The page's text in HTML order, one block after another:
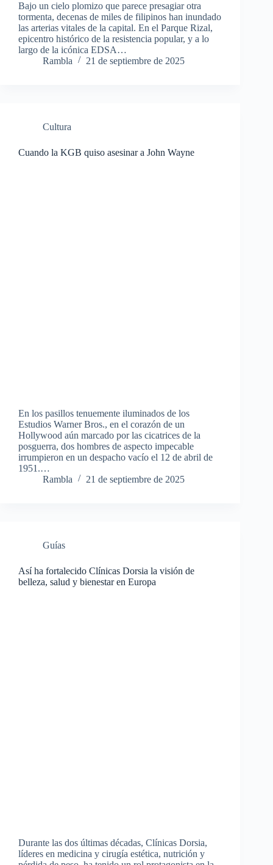
Bajo un cielo plomizo que parece presagiar otra
tormenta, decenas de miles de filipinos han inundado
las arterias vitales de la capital. En el Parque Rizal,
epicentro histórico de la resistencia popular, y a lo
largo de la icónica EDSA…
Rambla
21 de septiembre de 2025
Cultura
Cuando la KGB quiso asesinar a John Wayne
En los pasillos tenuemente iluminados de los
Estudios Warner Bros., en el corazón de un
Hollywood aún marcado por las cicatrices de la
posguerra, dos hombres de aspecto impecable
irrumpieron en un despacho vacío el 12 de abril de
1951.…
Rambla
21 de septiembre de 2025
Guías
Así ha fortalecido Clínicas Dorsia la visión de
belleza, salud y bienestar en Europa
Durante las dos últimas décadas, Clínicas Dorsia,
líderes en medicina y cirugía estética, nutrición y